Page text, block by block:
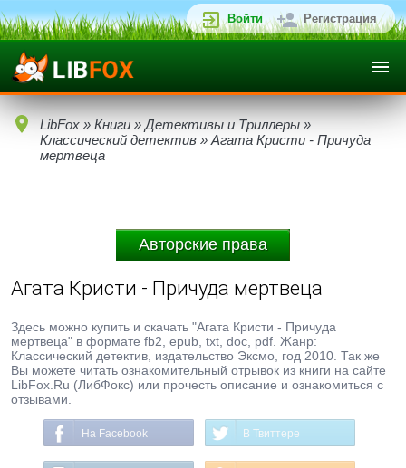
Войти Регистрация
LibFox » Книги » Детективы и Триллеры »
Классический детектив » Агата Кристи - Причуда
мертвеца
Авторские права
Агата Кристи - Причуда мертвеца
Здесь можно купить и скачать "Агата Кристи - Причуда
мертвеца" в формате fb2, epub, txt, doc, pdf. Жанр:
Классический детектив, издательство Эксмо, год 2010. Так же
Вы можете читать ознакомительный отрывок из книги на сайте
LibFox.Ru (ЛибФокс) или прочесть описание и ознакомиться с
отзывами.
На Facebook В Твиттере